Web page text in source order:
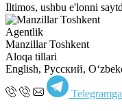
Iltimos, ushbu e'lonni
Agentlik
Manzillar Toshkent
Aloqa tillari
English, Русский,